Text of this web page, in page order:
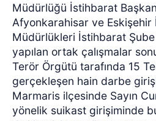
Müdürlüğü İstihbarat
Afyonkarahisar ve Eskişehir
Müdürlükleri İstihbarat
yapılan ortak çalışmalar
Terör Örgütü tarafında 15
gerçekleşen hain darbe
Marmaris ilçesinde Sayın
yönelik suikast girişiminde